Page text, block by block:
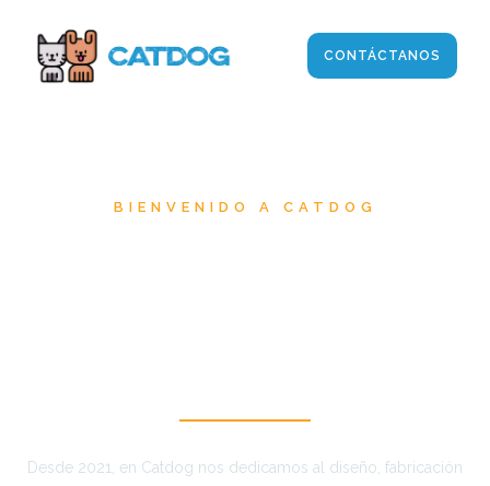
CONTÁCTANOS
BIENVENIDO A CATDOG
Desde 2021, en Catdog nos dedicamos al diseño, fabricación